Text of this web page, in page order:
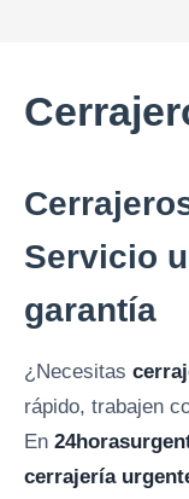
Servicio
garantía
¿Necesitas
rápido, trabajen
En
cerrajería